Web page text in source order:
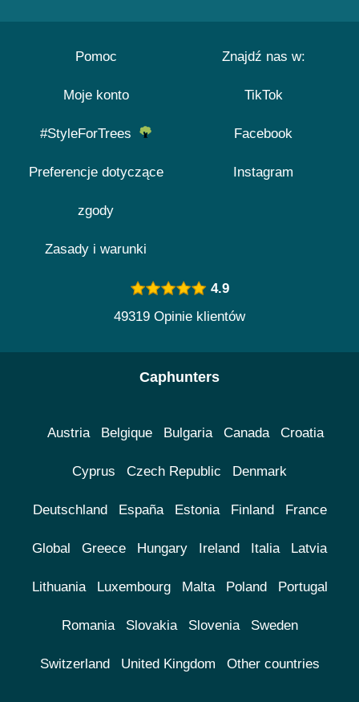
Pomoc
Moje konto
#StyleForTrees
Preferencje dotyczące
zgody
Zasady i warunki
Znajdź nas w:
TikTok
Facebook
Instagram
4.9
49319 Opinie klientów
Caphunters
Austria Belgique Bulgaria Canada Croatia
Cyprus Czech Republic Denmark
Deutschland España Estonia Finland France
Global Greece Hungary Ireland Italia Latvia
Lithuania Luxembourg Malta Poland Portugal
Romania Slovakia Slovenia Sweden
Switzerland United Kingdom Other countries